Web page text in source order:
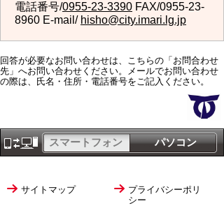
電話番号/0955-23-3390 FAX/0955-23-
8960 E-mail/ hisho@city.imari.lg.jp
回答が必要なお問い合わせは、こちらの「お問合わせ
先」へお問い合わせください。メールでお問い合わせ
の際は、氏名・住所・電話番号をご記入ください。
パソコン
スマートフォン
サイトマップ
プライバシーポリ
シー